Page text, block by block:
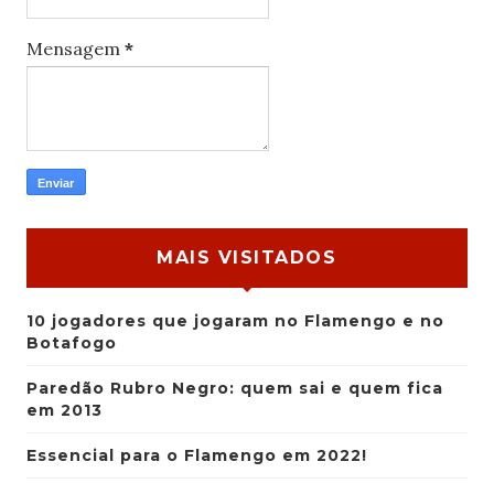
Mensagem *
MAIS VISITADOS
10 jogadores que jogaram no Flamengo e no
Botafogo
Paredão Rubro Negro: quem sai e quem fica
em 2013
Essencial para o Flamengo em 2022!